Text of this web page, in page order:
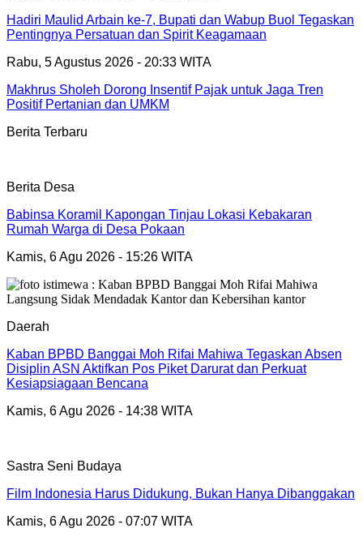
Hadiri Maulid Arbain ke-7, Bupati dan Wabup Buol Tegaskan
Pentingnya Persatuan dan Spirit Keagamaan
Rabu, 5 Agustus 2026 - 20:33 WITA
Makhrus Sholeh Dorong Insentif Pajak untuk Jaga Tren
Positif Pertanian dan UMKM
Berita Terbaru
Berita Desa
Babinsa Koramil Kapongan Tinjau Lokasi Kebakaran
Rumah Warga di Desa Pokaan
Kamis, 6 Agu 2026 - 15:26 WITA
Daerah
Kaban BPBD Banggai Moh Rifai Mahiwa Tegaskan Absen
Disiplin ASN Aktifkan Pos Piket Darurat dan Perkuat
Kesiapsiagaan Bencana
Kamis, 6 Agu 2026 - 14:38 WITA
Sastra Seni Budaya
Film Indonesia Harus Didukung, Bukan Hanya Dibanggakan
Kamis, 6 Agu 2026 - 07:07 WITA